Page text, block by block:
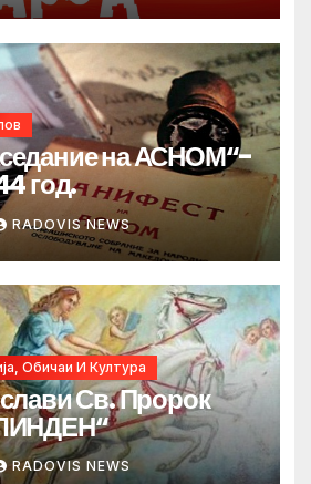
на АСНОМ“-
год.
RADOVIS NEWS
Обичаи И Култура
Св. Пророк
RADOVIS NEWS